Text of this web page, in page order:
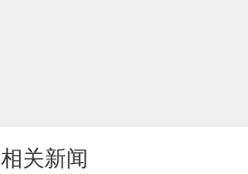
相关新闻